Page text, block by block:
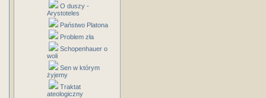
O duszy -
Arystoteles
Państwo Platona
Problem zła
Schopenhauer o
woli
Sen w którym
żyjemy
Traktat
ateologiczny